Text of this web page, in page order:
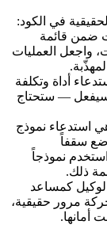
في الكود:
ضمن قائمة
واجعل العمليات
أداة وتكلفة
— ستحتاج
استدعاء نموذج
ضع سقفاً
نموذجاً
ذلك.
كمساعد
مرور حقيقية،
أمانها.